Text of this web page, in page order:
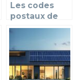
Les codes
postaux de
Genève : tout
savoir sur les
numéros
d’acheminem
ent postal